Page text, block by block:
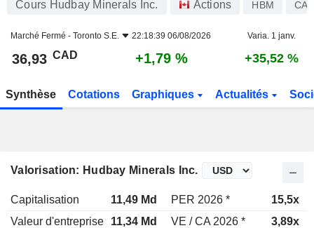
Cours Hudbay Minerals Inc. Actions HBM
Marché Fermé - Toronto S.E. 22:18:39 06/08/2026 Varia. 1 janv.
36,93 CAD +1,79 % +35,52 %
Synthèse Cotations Graphiques Actualités
Valorisation: Hudbay Minerals Inc.
Capitalisation 11,49 Md PER 2026 * 15,5x
Valeur d'entreprise
11,34 Md VE / CA 2026 * 3,89x